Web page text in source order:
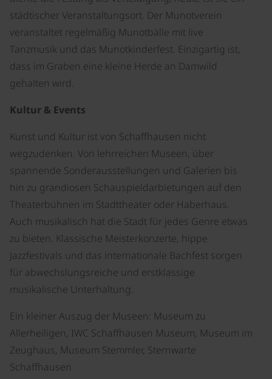
städtischer Veranstaltungsort. Der Munotverein
veranstaltet regelmäßig Munotbälle mit live
Tanzmusik und das Munotkinderfest. Einzigartig ist,
dass im Graben eine kleine Herde an Damwild
gehalten wird.
Kultur & Events
Kunst und Kultur ist von Schaffhausen nicht
wegzudenken. Von lehrreichen Museen, über
spannende Sonderausstellungen und Galerien bis
hin zu grandiosen Schauspieldarbietungen auf den
Theaterbühnen im Stadttheater oder Haberhaus.
Auch musikalisch hat die Stadt für jedes Genre etwas
zu bieten. Klassische Meisterkonzerte, hippe
Jazzfestivals und das internationale Bachfest sorgen
für abwechslungsreiche und erstklassige
musikalische Unterhaltung.
Ein kleiner Auszug der Museen: Museum zu
Allerheiligen, IWC Schaffhausen Museum, Museum im
Zeughaus, Museum Stemmler, Sternwarte
Schaffhausen